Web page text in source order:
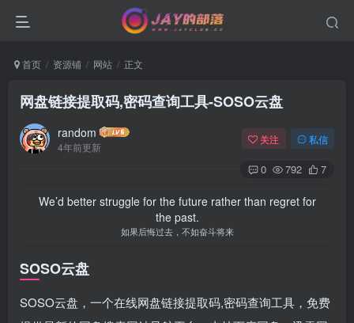
首页 资源铺 网站 正文
网盘链接提取码,密码查询工具-SOSO云盘
random
4年前更新
关注 私信
0 792 7
We’d better struggle for the future rather than regret for
the past.
如果后悔过去，不如奋斗将来
SOSO云盘
SOSO云盘，一个在线网盘链接提取码,密码查询工具，免费